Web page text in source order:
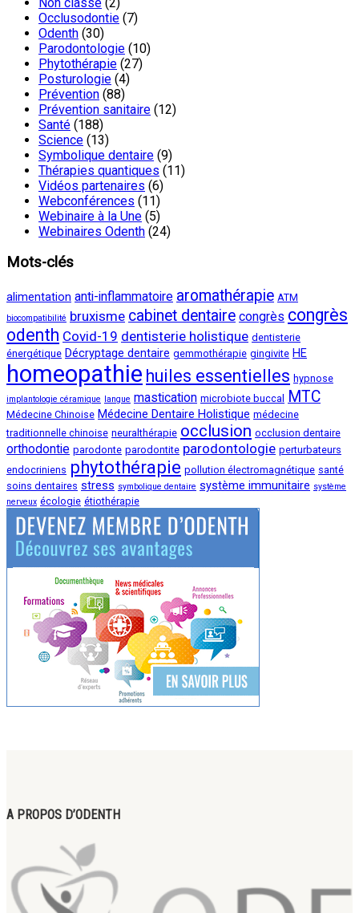
Occlusodontie (7)
Odenth (30)
Parodontologie (10)
Phytothérapie (27)
Posturologie (4)
Prévention (88)
Prévention sanitaire (12)
Santé (188)
Science (13)
Symbolique dentaire (9)
Thérapies quantiques (11)
Vidéos partenaires (6)
Webconférences (11)
Webinaire à la Une (5)
Webinaires Odenth (24)
Mots-clés
alimentation anti-inflammatoire aromathérapie ATM
biocompatibilité bruxisme cabinet dentaire congrès congrès
odenth Covid-19 dentisterie holistique dentisterie
énergétique Décryptage dentaire gemmothérapie gingivite HE
homeopathie huiles essentielles hypnose
implantologie céramique langue mastication microbiote buccal MTC
Médecine Chinoise Médecine Dentaire Holistique médecine
traditionnelle chinoise neuralthérapie occlusion occlusion dentaire
orthodontie parodonte parodontite parodontologie perturbateurs
endocriniens phytothérapie pollution électromagnétique santé
soins dentaires stress symbolique dentaire système immunitaire système
nerveux écologie étiothérapie
A PROPOS D’ODENTH